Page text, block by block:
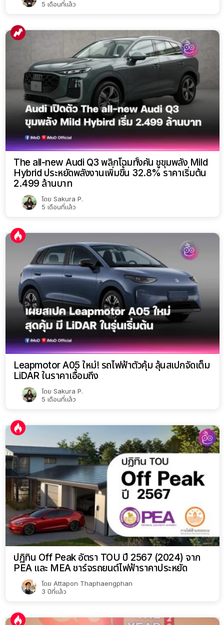
5 เดือนที่แล้ว
The all-new Audi Q3 พลิกโฉมทั้งคัน ชูขุมพลัง Mild
Hybrid ประหยัดพลังงานเพิ่มขึ้น 32.8% ราคาเริ่มต้น
2.499 ล้านบาท
โดย Sakura P.
5 เดือนที่แล้ว
Leapmotor A05 ใหม่! รถไฟฟ้าตัวคุ้ม ลุ้นสเปกจัดเต็ม
LiDAR ในราคาเอื้อมถึง
โดย Sakura P.
5 เดือนที่แล้ว
ปฏิทิน Off Peak อัตรา TOU ปี 2567 (2024) จาก
PEA และ MEA ชาร์จรถยนต์ไฟฟ้าราคาประหยัด
โดย Attapon Thaphaengphan
3 ปีที่แล้ว